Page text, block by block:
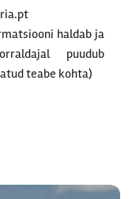
haldab ja
puudub
teabe kohta)